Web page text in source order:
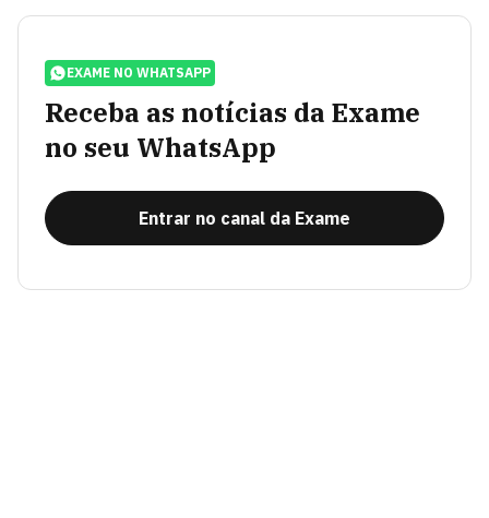
EXAME NO WHATSAPP
Receba as notícias da Exame
no seu WhatsApp
Entrar no canal da Exame